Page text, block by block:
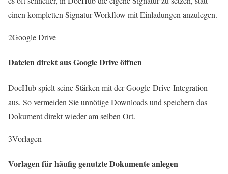
einen kompletten Signatur-Workflow mit Einladungen anzulegen.
2Google Drive
Dateien direkt aus Google Drive öffnen
DocHub spielt seine Stärken mit der Google-Drive-Integration
aus. So vermeiden Sie unnötige Downloads und speichern das
Dokument direkt wieder am selben Ort.
3Vorlagen
Vorlagen für häufig genutzte Dokumente anlegen